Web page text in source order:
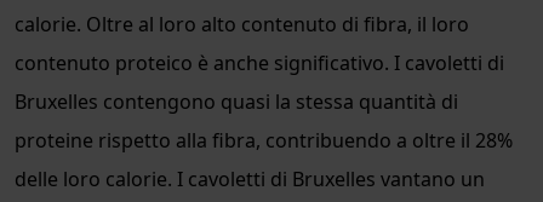
calorie. Oltre al loro alto contenuto di fibra, il loro
contenuto proteico è anche significativo. I cavoletti di
Bruxelles contengono quasi la stessa quantità di
proteine rispetto alla fibra, contribuendo a oltre il 28%
delle loro calorie. I cavoletti di Bruxelles vantano un